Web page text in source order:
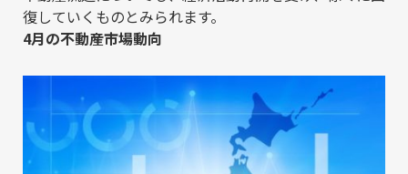
復していくものとみられます。
4月の不動産市場動向